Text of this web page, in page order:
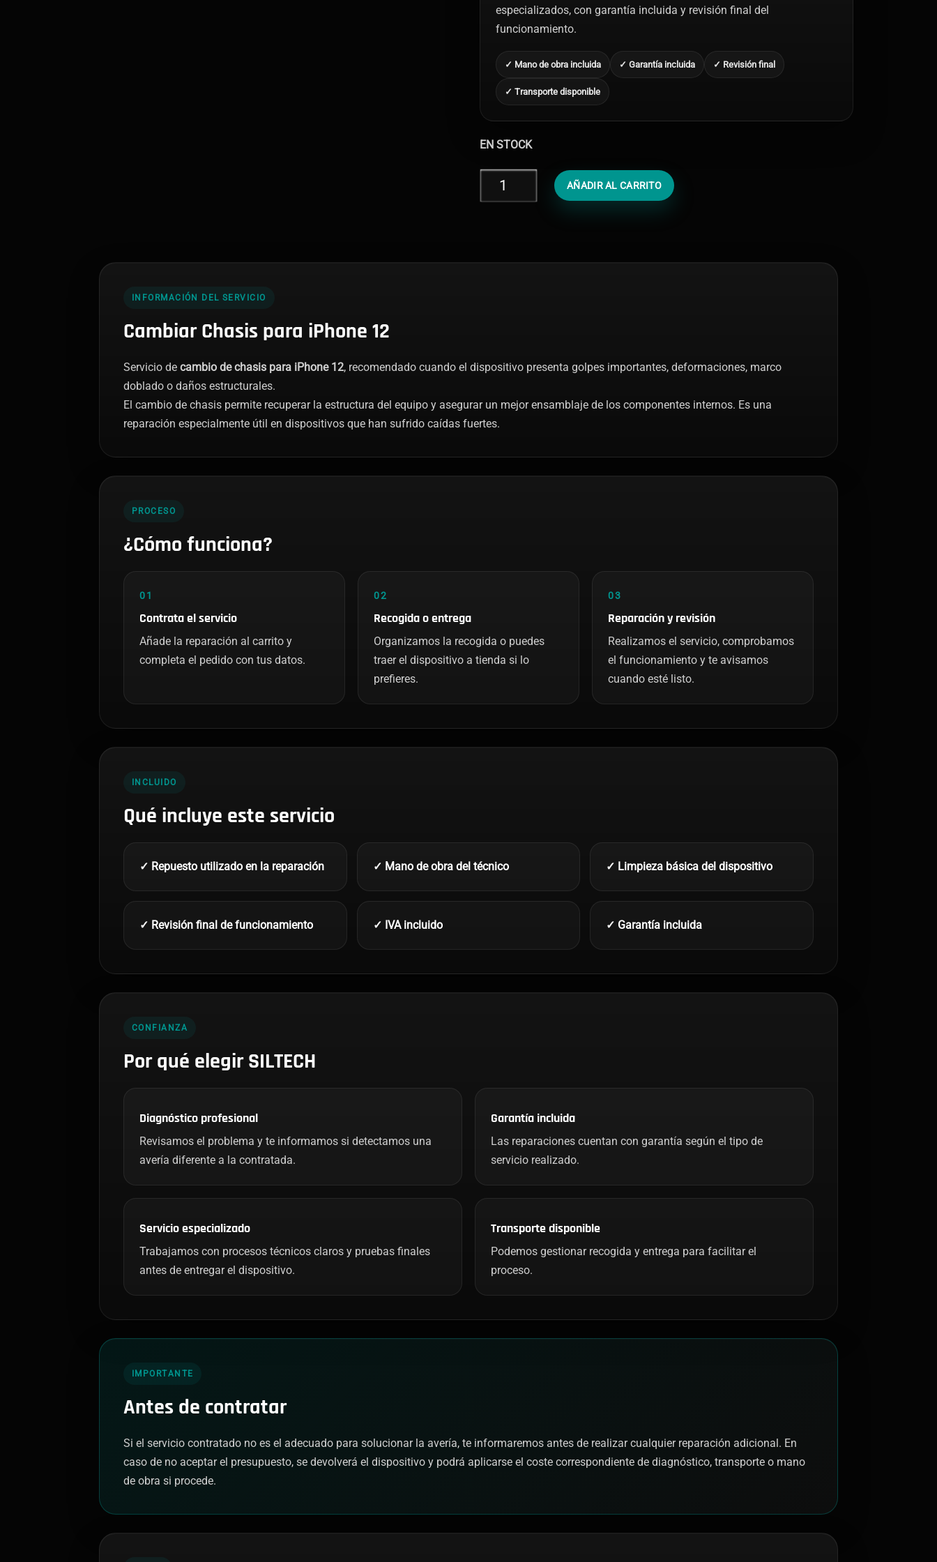
especializados, con garantía incluida y revisión final del
funcionamiento.
✓ Mano de obra incluida ✓ Garantía incluida ✓ Revisión final
✓ Transporte disponible
EN STOCK
Cambiar
Chasis
AÑADIR AL CARRITO
INFORMACIÓN DEL SERVICIO
Cambiar Chasis para iPhone 12
Servicio de cambio de chasis para iPhone 12, recomendado cuando el dispositivo presenta golpes importantes, deformaciones, marco
doblado o daños estructurales.
El cambio de chasis permite recuperar la estructura del equipo y asegurar un mejor ensamblaje de los componentes internos. Es una
reparación especialmente útil en dispositivos que han sufrido caídas fuertes.
PROCESO
¿Cómo funciona?
01
Contrata el servicio
Añade la reparación al carrito y
completa el pedido con tus datos.
02
Recogida o entrega
Organizamos la recogida o puedes
traer el dispositivo a tienda si lo
prefieres.
03
Reparación y revisión
Realizamos el servicio, comprobamos
el funcionamiento y te avisamos
cuando esté listo.
INCLUIDO
Qué incluye este servicio
✓ Repuesto utilizado en la reparación ✓ Mano de obra del técnico ✓ Limpieza básica del dispositivo
✓ Revisión final de funcionamiento ✓ IVA incluido ✓ Garantía incluida
CONFIANZA
Por qué elegir SILTECH
Diagnóstico profesional
Revisamos el problema y te informamos si detectamos una
avería diferente a la contratada.
Garantía incluida
Las reparaciones cuentan con garantía según el tipo de
servicio realizado.
Servicio especializado
Trabajamos con procesos técnicos claros y pruebas finales
antes de entregar el dispositivo.
Transporte disponible
Podemos gestionar recogida y entrega para facilitar el
proceso.
IMPORTANTE
Antes de contratar
Si el servicio contratado no es el adecuado para solucionar la avería, te informaremos antes de realizar cualquier reparación adicional. En
caso de no aceptar el presupuesto, se devolverá el dispositivo y podrá aplicarse el coste correspondiente de diagnóstico, transporte o mano
de obra si procede.